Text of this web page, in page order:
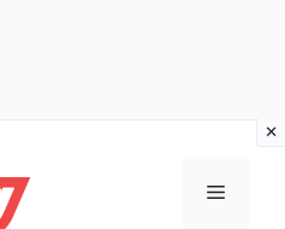
Menu